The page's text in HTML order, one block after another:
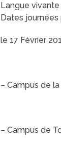
Langue vivante
Dates
le 17 Février
– Campus de
– Campus de